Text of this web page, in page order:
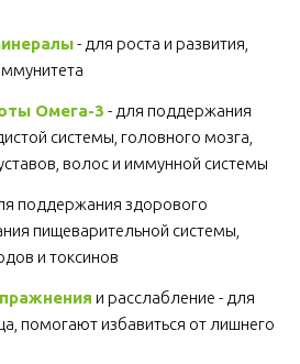
- для роста и развития,
Омега-3 - для поддержания
системы, головного мозга,
волос и иммунной системы
поддержания здорового
пищеварительной системы,
и токсинов
и расслабление - для
помогают избавиться от лишнего